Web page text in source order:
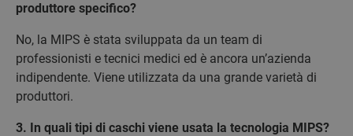
produttore specifico?
No, la MIPS è stata sviluppata da un team di
professionisti e tecnici medici ed è ancora un’azienda
indipendente. Viene utilizzata da una grande varietà di
produttori.
3. In quali tipi di caschi viene usata la tecnologia MIPS?